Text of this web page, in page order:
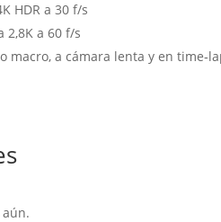
HDR a 30 f/s
2,8K a 60 f/s
macro, a cámara lenta y en